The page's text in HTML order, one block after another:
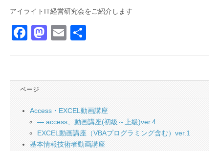
アイライトIT経営研究会をご紹介します
F
e
b
o
o
k
M
o
d
o
n
E
ページ
Access・EXCEL動画講座
— access、動画講座(初級～上級)ver.4
EXCEL動画講座（VBAプログラミング含む）ver.1
基本情報技術者動画講座